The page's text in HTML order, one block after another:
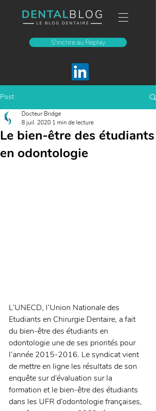
S'incrire au Replay
Post
Le bien-être des étudiants
en odontologie
Docteur Bridge
8 juil. 2020 1 min de lecture
L’UNECD, l’Union Nationale des
Etudiants en Chirurgie Dentaire, a fait
du bien-être des étudiants en
odontologie une de ses priorités pour
l’année 2015-2016. Le syndicat vient
de mettre en ligne les résultats de son
enquête sur d’évaluation sur la
formation et le bien-être des étudiants
dans les UFR d’odontologie françaises,